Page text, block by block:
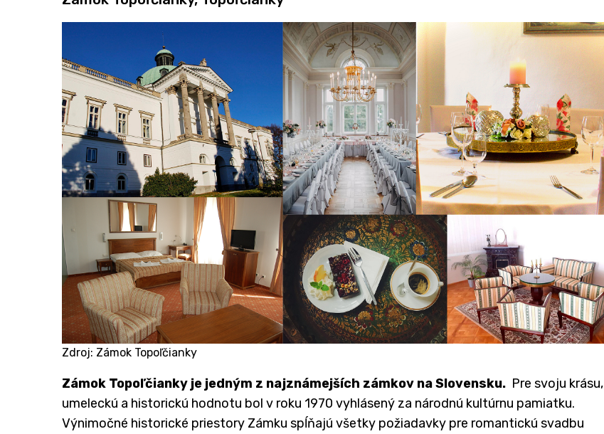
Zdroj: Zámok Topoľčianky
Zámok Topoľčianky je jedným z najznámejších zámkov na Slovensku. Pre svoju krásu,
umeleckú a historickú hodnotu bol v roku 1970 vyhlásený za národnú kultúrnu pamiatku.
Výnimočné historické priestory Zámku spĺňajú všetky požiadavky pre romantickú svadbu